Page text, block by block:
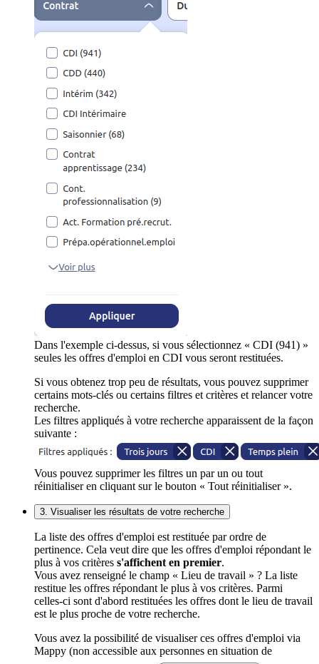
Dans l'exemple ci-dessus, si vous sélectionnez « CDI (941) »
seules les offres d'emploi en CDI vous seront restituées.
Si vous obtenez trop peu de résultats, vous pouvez supprimer
certains mots-clés ou certains filtres et critères et relancer votre
recherche.
Les filtres appliqués à votre recherche apparaissent de la façon
suivante :
Vous pouvez supprimer les filtres un par un ou tout
réinitialiser en cliquant sur le bouton « Tout réinitialiser ».
3. Visualiser les résultats de votre recherche
La liste des offres d'emploi est restituée par ordre de
pertinence. Cela veut dire que les offres d'emploi répondant le
plus à vos critères s'affichent en premier.
Vous avez renseigné le champ « Lieu de travail » ? La liste
restitue les offres répondant le plus à vos critères. Parmi
celles-ci sont d'abord restituées les offres dont le lieu de travail
est le plus proche de votre recherche.
Vous avez la possibilité de visualiser ces offres d'emploi via
Mappy (non accessible aux personnes en situation de